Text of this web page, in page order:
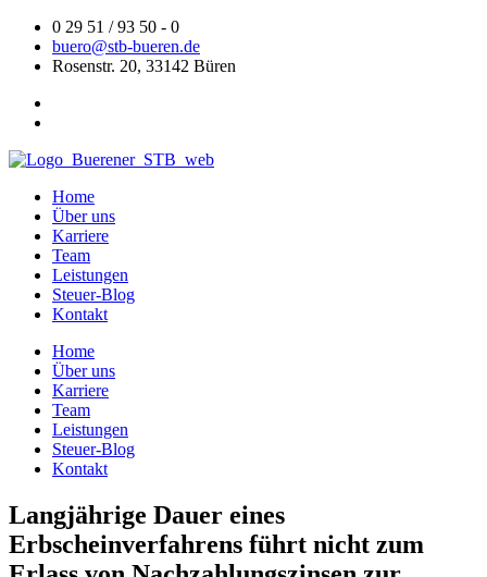
Zum
Inhalt
springen
0 29 51 / 93 50 - 0
buero@stb-bueren.de
Rosenstr. 20, 33142 Büren
Home
Über uns
Karriere
Team
Leistungen
Steuer-Blog
Kontakt
Home
Über uns
Karriere
Team
Leistungen
Steuer-Blog
Kontakt
Langjährige Dauer eines
Erbscheinverfahrens führt nicht zum